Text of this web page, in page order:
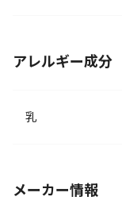
アレルギー成分
乳
メーカー情報